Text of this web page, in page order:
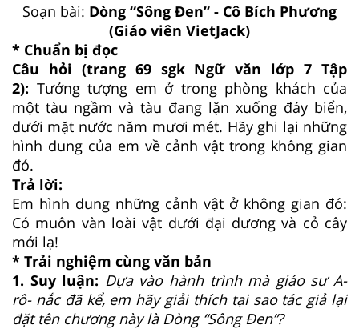
Soạn bài: Dòng “Sông Đen” - Cô Bích Phương
(Giáo viên VietJack)
* Chuẩn bị đọc
Câu hỏi (trang 69 sgk Ngữ văn lớp 7 Tập
2): Tưởng tượng em ở trong phòng khách của
một tàu ngầm và tàu đang lặn xuống đáy biển,
dưới mặt nước năm mươi mét. Hãy ghi lại những
hình dung của em về cảnh vật trong không gian
đó.
Trả lời:
Em hình dung những cảnh vật ở không gian đó:
Có muôn vàn loài vật dưới đại dương và cỏ cây
mới lạ!
* Trải nghiệm cùng văn bản
1. Suy luận: Dựa vào hành trình mà giáo sư A-
rô- nắc đã kể, em hãy giải thích tại sao tác giả lại
đặt tên chương này là Dòng “Sông Đen”?